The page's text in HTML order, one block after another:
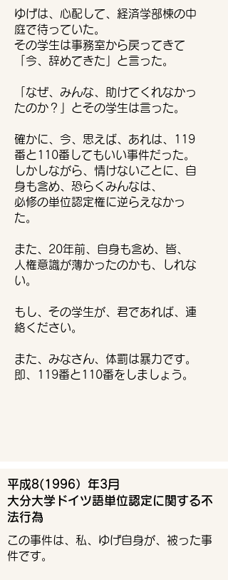
ゆげは、心配して、経済学部棟の中
庭で待っていた。
その学生は事務室から戻ってきて
「今、辞めてきた」と言った。
「なぜ、みんな、助けてくれなかっ
たのか？」とその学生は言った。
確かに、今、思えば、あれは、119
番と110番してもいい事件だった。
しかしながら、情けないことに、自
身も含め、恐らくみんなは、
必修の単位認定権に逆らえなかっ
た。
また、20年前、自身も含め、皆、
人権意識が薄かったのかも、しれな
い。
もし、その学生が、君であれば、連
絡ください。
また、みなさん、体罰は暴力です。
即、119番と110番をしましょう。
平成8(1996）年3月
​大分大学ドイツ語単位認定に関する不
法行為
この事件は、私、ゆげ自身が、被った事
件です。